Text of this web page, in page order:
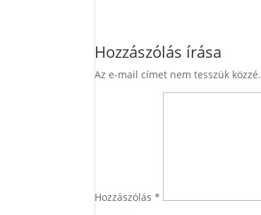
Hozzászólás írása
Az e-mail címet nem tesszük közzé.
Hozzászólás*